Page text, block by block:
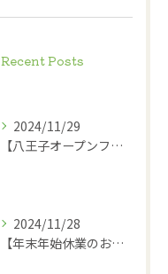
Recent Posts
2024/11/29
【八王子オープンファクトリー2024】2024.11.23
2024/11/28
【年末年始休業のお知らせ】